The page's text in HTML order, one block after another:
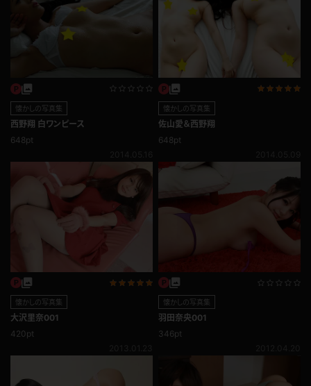
懐かしの写真集
西野翔 白ワンピース
648pt
懐かしの写真集
佐山愛＆西野翔
648pt
懐かしの写真集
大沢里奈001
420pt
懐かしの写真集
羽田奈央001
346pt